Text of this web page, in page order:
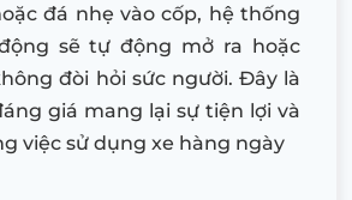
đá nhẹ vào cốp, hệ thống
sẽ tự động mở ra hoặc
đòi hỏi sức người. Đây là
giá mang lại sự tiện lợi và
việc sử dụng xe hàng ngày